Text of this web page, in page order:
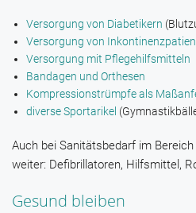
Versorgung von Diabetikern
Versorgung von
Versorgung mit Pflegehilfsmitteln
Bandagen und Orthesen
Kompressionstrümpfe als
diverse Sportarikel
Auch bei Sanitätsbedarf im
weiter: Defibrillatoren, Hilfsmittel,
Gesund bleiben